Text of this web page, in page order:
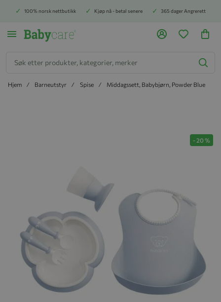
100% norsk nettbutikk Kjøp nå - betal senere 365 dager Angrerett
Hjem Barneutstyr Spise Middagssett, Babybjørn, Powder Blue
-20 %